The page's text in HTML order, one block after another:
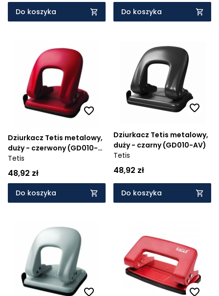
Do koszyka Do koszyka
Dziurkacz Tetis metalowy,
duży - czerwony (GD010-
AC)
Tetis
48,92 zł
Do koszyka
Dziurkacz Tetis metalowy,
duży - czarny (GD010-AV)
Tetis
48,92 zł
Do koszyka